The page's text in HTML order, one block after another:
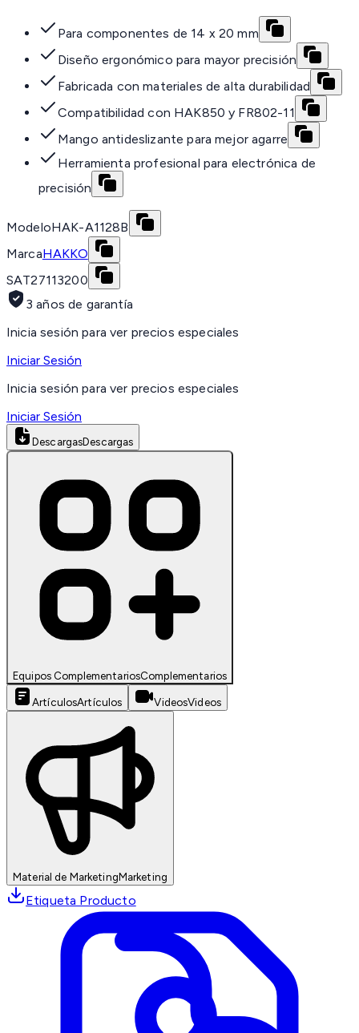
Para componentes de 14 x 20 mm
Diseño ergonómico para mayor precisión
Fabricada con materiales de alta durabilidad
Compatibilidad con HAK850 y FR802-11
Mango antideslizante para mejor agarre
Herramienta profesional para electrónica de
precisión
ModeloHAK-A1128B
MarcaHAKKO
SAT27113200
3 años de garantía
Inicia sesión para ver precios especiales
Iniciar Sesión
Inicia sesión para ver precios especiales
Iniciar Sesión
DescargasDescargas
Equipos ComplementariosComplementarios
ArtículosArtículos VideosVideos
Material de MarketingMarketing
Etiqueta Producto